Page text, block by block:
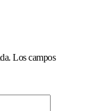
Los campos